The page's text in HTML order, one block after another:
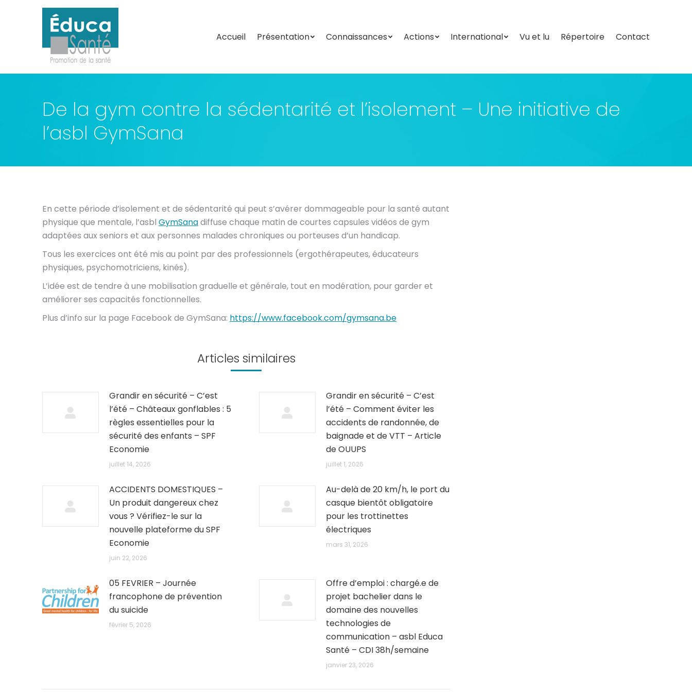
Accueil Présentation Connaissances Actions International Vu et lu Répertoire Contact
De la gym contre la sédentarité et l’isolement – Une initiative de
l’asbl GymSana
En cette période d’isolement et de sédentarité qui peut s’avérer dommageable pour la santé autant
physique que mentale, l’asbl GymSanadiffuse chaque matin de courtes capsules vidéos de gym
adaptées aux seniors et aux personnes malades chroniques ou porteuses d’un handicap.
Tous les exercices ont été mis au point par des professionnels (ergothérapeutes, éducateurs
physiques, psychomotriciens, kinés).
L’idée est de tendre à une mobilisation graduelle et générale, tout en modération, pour garder et
améliorer ses capacités fonctionnelles.
Plus d’info sur la page Facebook de GymSana: https://www.facebook.com/gymsana.be
Articles similaires
Grandir en sécurité – C’est
l’été – Châteaux gonflables : 5
règles essentielles pour la
sécurité des enfants – SPF
Economie
juillet 14, 2026
Grandir en sécurité – C’est
l’été – Comment éviter les
accidents de randonnée, de
baignade et de VTT – Article
de OUUPS
juillet 1, 2026
ACCIDENTS DOMESTIQUES –
Un produit dangereux chez
vous ? Vérifiez-le sur la
nouvelle plateforme du SPF
Economie
juin 22, 2026
Au-delà de 20 km/h, le port du
casque bientôt obligatoire
pour les trottinettes
électriques
mars 31, 2026
05 FEVRIER – Journée
francophone de prévention
du suicide
février 5, 2026
Offre d’emploi : chargé.e de
projet bachelier dans le
domaine des nouvelles
technologies de
communication – asbl Educa
Santé – CDI 38h/semaine
janvier 23, 2026